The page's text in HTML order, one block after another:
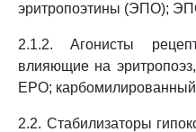
эритропоэтины (ЭПО);
2.1.2. Агонисты
влияющие на
EPO;
2.2. Стабилизаторы